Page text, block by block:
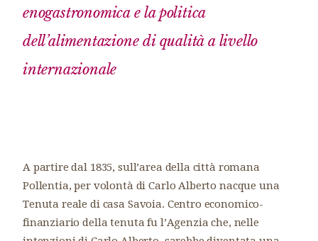
enogastronomica e la politica
dell’alimentazione di qualità a livello
internazionale
A partire dal 1835, sull’area della città romana
Pollentia, per volontà di Carlo Alberto nacque una
Tenuta reale di casa Savoia. Centro economico-
finanziario della tenuta fu l’Agenzia che, nelle